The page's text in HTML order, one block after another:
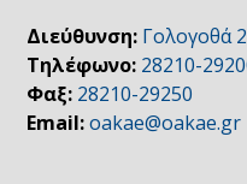
Διεύθυνση: Γολογοθά
Τηλέφωνο: 28210-
Φαξ: 28210-29250
Email: oakae@oakae.gr